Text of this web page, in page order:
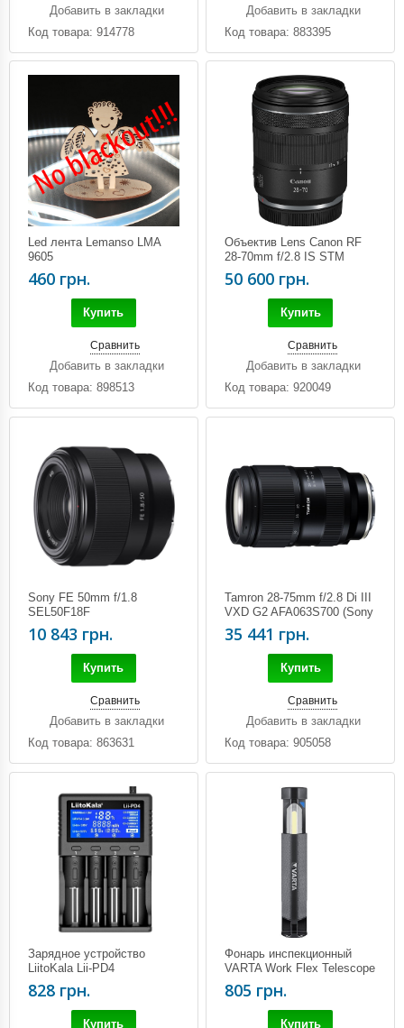
Добавить в закладки
Код товара: 914778
Добавить в закладки
Код товара: 883395
Led лента Lemanso LMA
9605
460 грн.
Купить
Сравнить
Добавить в закладки
Код товара: 898513
Объектив Lens Canon RF
28-70mm f/2.8 IS STM
50 600 грн.
Купить
Сравнить
Добавить в закладки
Код товара: 920049
Sony FE 50mm f/1.8
SEL50F18F
10 843 грн.
Купить
Сравнить
Добавить в закладки
Код товара: 863631
Tamron 28-75mm f/2.8 Di III
VXD G2 AFA063S700 (Sony
E)
35 441 грн.
Купить
Сравнить
Добавить в закладки
Код товара: 905058
Зарядное устройство
LiitoKala Lii-PD4
828 грн.
Купить
Фонарь инспекционный
VARTA Work Flex Telescope
Light
805 грн.
Купить